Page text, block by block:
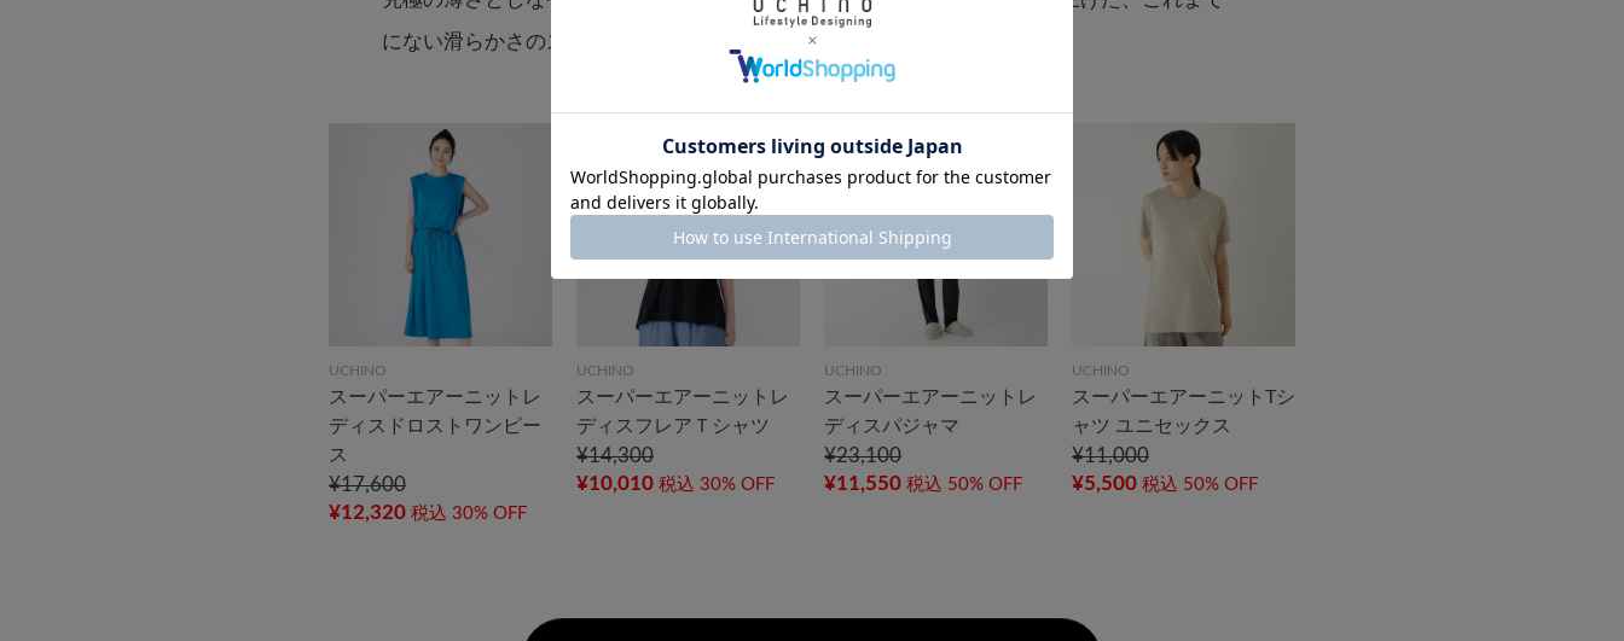
にない滑らかさのスムース素材です。
UCHINO
スーパーエアーニットレ
ディスドロストワンピー
ス
¥17,600
¥12,320 税込 30% OFF
UCHINO
スーパーエアーニットレ
ディスフレアＴシャツ
¥14,300
¥10,010 税込 30% OFF
UCHINO
スーパーエアーニットレ
ディスパジャマ
¥23,100
¥11,550 税込 50% OFF
UCHINO
スーパーエアーニットTシ
ャツ ユニセックス
¥11,000
¥5,500 税込 50% OFF